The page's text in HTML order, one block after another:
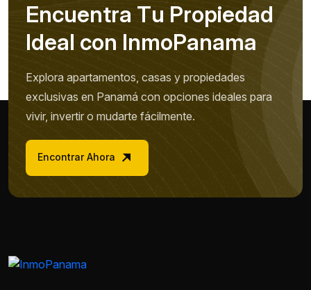
Encuentra Tu Propiedad
Ideal con InmoPanama
Explora apartamentos, casas y propiedades
exclusivas en Panamá con opciones ideales para
vivir, invertir o mudarte fácilmente.
Encontrar Ahora